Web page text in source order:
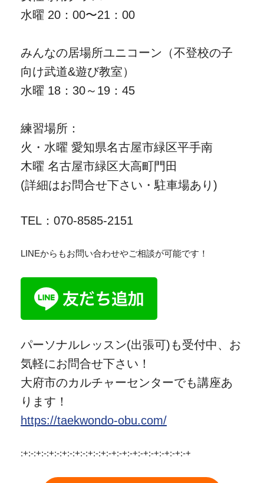
水曜 20：00〜21：00
みんなの居場所ユニコーン（不登校の子
向け武道&遊び教室）
水曜 18：30～19：45
練習場所：
火・水曜 愛知県名古屋市緑区平手南
木曜 名古屋市緑区大高町門田
(詳細はお問合せ下さい・駐車場あり)
TEL：070-8585-2151
LINEからもお問い合わせやご相談が可能です！
パーソナルレッスン(出張可)も受付中、お
気軽にお問合せ下さい！
大府市のカルチャーセンターでも講座あ
ります！
https://taekwondo-obu.com/
:+:-:+:-:+:-:+:-:+:-:+:-:+:-+:-+:-+:-+:-+:-+:-+:-+